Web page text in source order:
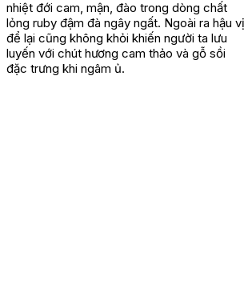
nhiệt đới cam, mận, đào trong dòng chất
lỏng ruby đậm đà ngây ngất. Ngoài ra hậu vị
để lại cũng không khỏi khiến người ta lưu
luyến với chút hương cam thảo và gỗ sồi
đặc trưng khi ngâm ủ.